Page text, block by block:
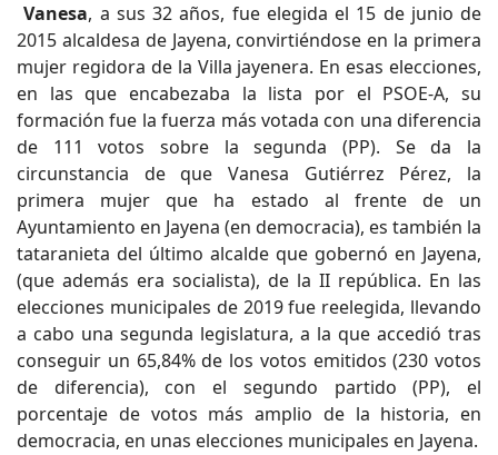
Vanesa, a sus 32 años, fue elegida el 15 de junio de
2015 alcaldesa de Jayena, convirtiéndose en la primera
mujer regidora de la Villa jayenera. En esas elecciones,
en las que encabezaba la lista por el PSOE-A, su
formación fue la fuerza más votada con una diferencia
de 111 votos sobre la segunda (PP). Se da la
circunstancia de que Vanesa Gutiérrez Pérez, la
primera mujer que ha estado al frente de un
Ayuntamiento en Jayena (en democracia), es también la
tataranieta del último alcalde que gobernó en Jayena,
(que además era socialista), de la II república. En las
elecciones municipales de 2019 fue reelegida, llevando
a cabo una segunda legislatura, a la que accedió tras
conseguir un 65,84% de los votos emitidos (230 votos
de diferencia), con el segundo partido (PP), el
porcentaje de votos más amplio de la historia, en
democracia, en unas elecciones municipales en Jayena.